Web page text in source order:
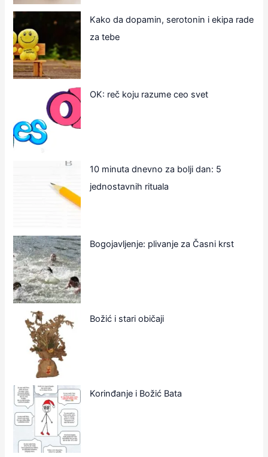
Kako da dopamin, serotonin i ekipa rade
za tebe
OK: reč koju razume ceo svet
10 minuta dnevno za bolji dan: 5
jednostavnih rituala
Bogojavljenje: plivanje za Časni krst
Božić i stari običaji
Korinđanje i Božić Bata